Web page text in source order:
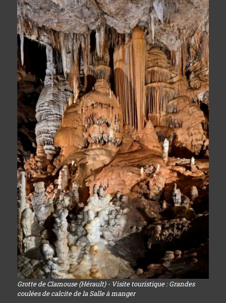
Grotte de Clamouse (Hérault) - Visite touristique : Grandes
coulées de calcite de la Salle à manger